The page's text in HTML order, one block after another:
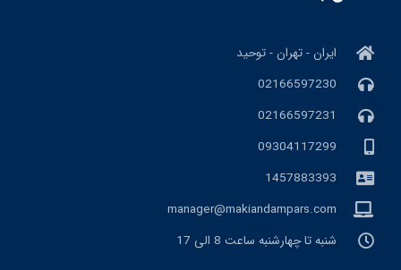
ایران - تهران - توحید
02166597230
02166597231
09304117299
1457883393
manager@makiandampars.com
شنبه تا چهارشنبه ساعت 8 الی 17